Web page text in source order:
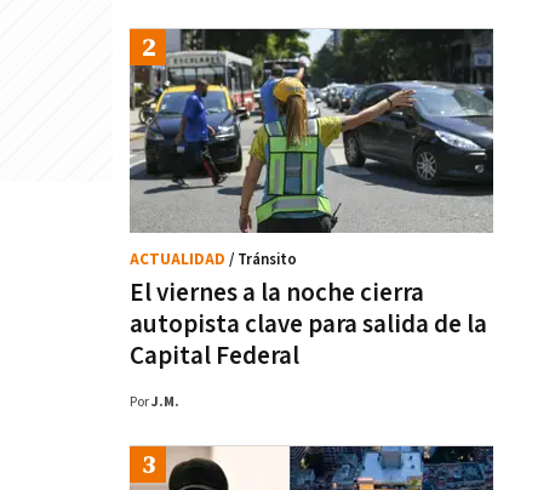
El viernes a la noche cierra
autopista clave para salida de la
Capital Federal
ACTUALIDAD / Tránsito
PorJ.M.